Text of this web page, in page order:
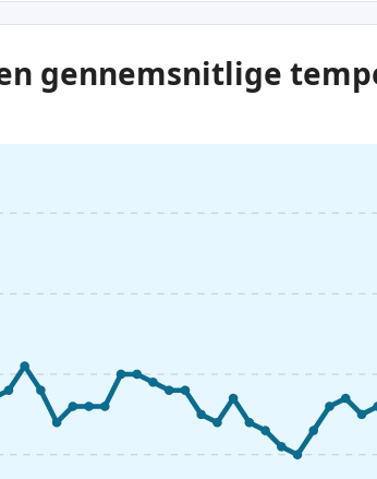
gennemsnitlige